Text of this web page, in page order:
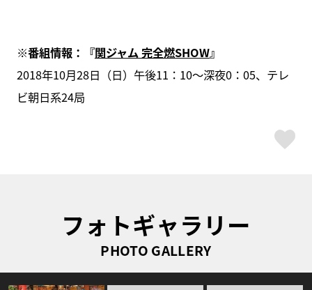
※番組情報：『関ジャム 完全燃SHOW』
2018年10月28日（日）午後11：10～深夜0：05、テレ
ビ朝日系24局
フォトギャラリー
PHOTO GALLERY